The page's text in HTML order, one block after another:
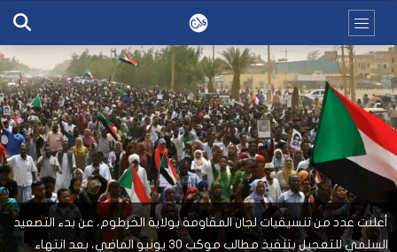
أعلنت عدد من تنسيقيات لجان المقاومة بولاية الخرطوم، عن بدء التصعيد
السلمي للتعجيل بتنفيذ مطالب موكب 30 يونيو الماضي، بعد انتهاء